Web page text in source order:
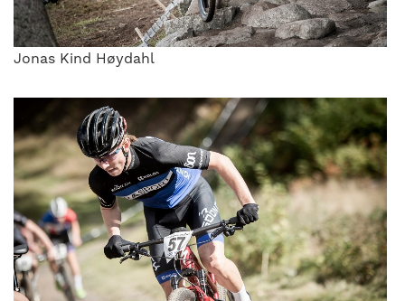
Jonas Kind Høydahl